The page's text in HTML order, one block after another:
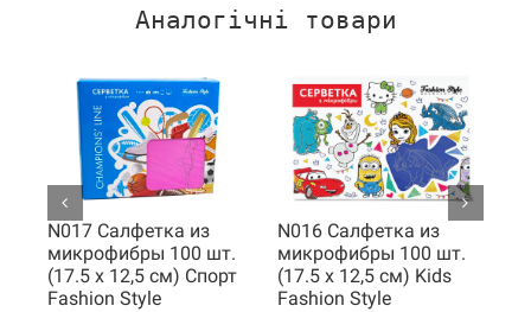
Аналогічні товари
N017 Cалфетка из
микрофибры 100 шт.
(17.5 х 12,5 см) Спорт
Fashion Style
N016 Cалфетка из
микрофибры 100 шт.
(17.5 х 12,5 см) Kids
Fashion Style